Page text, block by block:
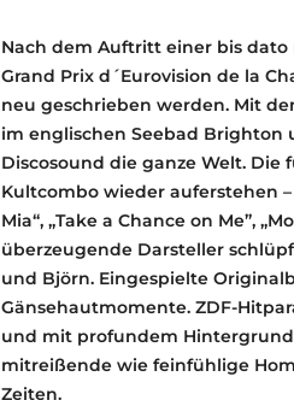
Nach dem Auftritt einer bis
Grand Prix d´Eurovision de la
neu geschrieben werden. Mit
im englischen Seebad
Discosound die ganze Welt. Die
Kultcombo wieder auferstehen
Mia“, „Take a Chance on Me”,
überzeugende Darsteller
und Björn. Eingespielte
Gänsehautmomente. ZDF-
und mit profundem
mitreißende wie feinfühlige
Zeiten.